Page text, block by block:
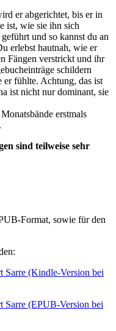
er abgerichtet, bis er in
ist, wie sie ihn sich
und so kannst du an
erlebst hautnah, wie er
Fängen verstrickt und ihr
schildern
er fühlte. Achtung, das ist
ist nicht nur dominant, sie
erstmals
sind teilweise sehr
Format, sowie für den
Sarre (Kindle-Version bei
Sarre (EPUB-Version bei